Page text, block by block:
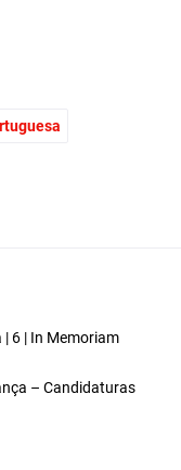
6 | In Memoriam
– Candidaturas